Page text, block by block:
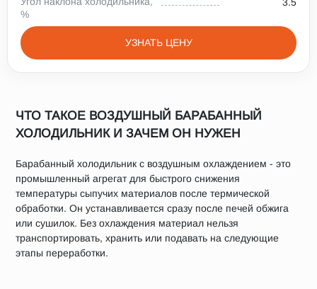
%
УЗНАТЬ ЦЕНУ
ЧТО ТАКОЕ ВОЗДУШНЫЙ БАРАБАННЫЙ
ХОЛОДИЛЬНИК И ЗАЧЕМ ОН НУЖЕН
Барабанный холодильник с воздушным охлаждением - это
промышленный агрегат для быстрого снижения
температуры сыпучих материалов после термической
обработки. Он устанавливается сразу после печей обжига
или сушилок. Без охлаждения материал нельзя
транспортировать, хранить или подавать на следующие
этапы переработки.